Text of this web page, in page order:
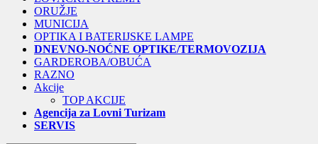
ORUŽJE
MUNICIJA
OPTIKA I BATERIJSKE LAMPE
DNEVNO-NOĆNE OPTIKE/TERMOVOZIJA
GARDEROBA/OBUĆA
RAZNO
Akcije
TOP AKCIJE
Agencija za Lovni Turizam
SERVIS